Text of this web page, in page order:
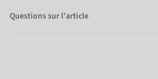
Questions sur l'article